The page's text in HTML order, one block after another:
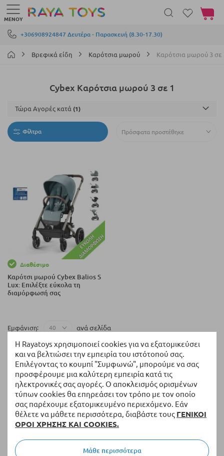
Η Rayatoys χρησιμοποιεί cookies για να εξατομικεύσει
και να βελτιώσει την εμπειρία του ιστότοπού σας.
Επιλέγοντας το κουμπί "Συμφωνώ", μπορούμε να σας
προσφέρουμε μια καλύτερη εμπειρία κατά τις
ηλεκτρονικές σας αγορές. Ο αποκλεισμός ορισμένων
τύπων cookies θα επηρεάσει τον τρόπο με τον οποίο
σας παρέχουμε εξατομικευμένο περιεχόμενο. Εάν
θέλετε να μάθετε περισσότερα, διαβάστε τους ΓΕΝΙΚΟΙ
ΟΡΟΙ ΧΡΗΣΗΣ ΚΑΙ COOKIES.
Μάθε περισσότερα
Μετάβαση στο περιεχόμενο
+306908924847 Δευτέρα - Παρασκευή (8.30-17.30)
ΜΕΝΟΎ
Το
Βρεφικά είδη Καρότσια μωρού Καρότσια μωρού 3 σε
Cybex Καρότσια μωρού 3 σε 1
Φίλτρα
Διαθέσιμο
Καρότσι μωρού Cybex Balios S
Lux: Επιλέξτε εύκολα τη
διαμόρφωσή σας
Εμφάνιση ανά σελίδα
Τώρα Αγορές κατά
Επιστροφή και ανταλλαγή
14 ημέρες δικαίωμα επιστροφής χωρίς επιπλέον
ερωτήσεις
Δωρεάν αποστολή
Για παραγγελίες άνω των 50 EUR*
100.000+ προϊόντα